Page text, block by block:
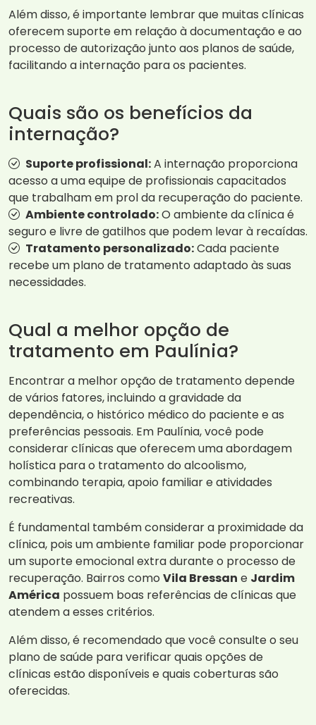
Além disso, é importante lembrar que muitas clínicas
oferecem suporte em relação à documentação e ao
processo de autorização junto aos planos de saúde,
facilitando a internação para os pacientes.
Quais são os benefícios da
internação?
Suporte profissional:A internação proporciona
acesso a uma equipe de profissionais capacitados
que trabalham em prol da recuperação do paciente.
Ambiente controlado:O ambiente da clínica é
seguro e livre de gatilhos que podem levar à recaídas.
Tratamento personalizado:Cada paciente
recebe um plano de tratamento adaptado às suas
necessidades.
Qual a melhor opção de
tratamento em Paulínia?
Encontrar a melhor opção de tratamento depende
de vários fatores, incluindo a gravidade da
dependência, o histórico médico do paciente e as
preferências pessoais. Em Paulínia, você pode
considerar clínicas que oferecem uma abordagem
holística para o tratamento do alcoolismo,
combinando terapia, apoio familiar e atividades
recreativas.
É fundamental também considerar a proximidade da
clínica, pois um ambiente familiar pode proporcionar
um suporte emocional extra durante o processo de
recuperação. Bairros como Vila Bressan e Jardim
América possuem boas referências de clínicas que
atendem a esses critérios.
Além disso, é recomendado que você consulte o seu
plano de saúde para verificar quais opções de
clínicas estão disponíveis e quais coberturas são
oferecidas.